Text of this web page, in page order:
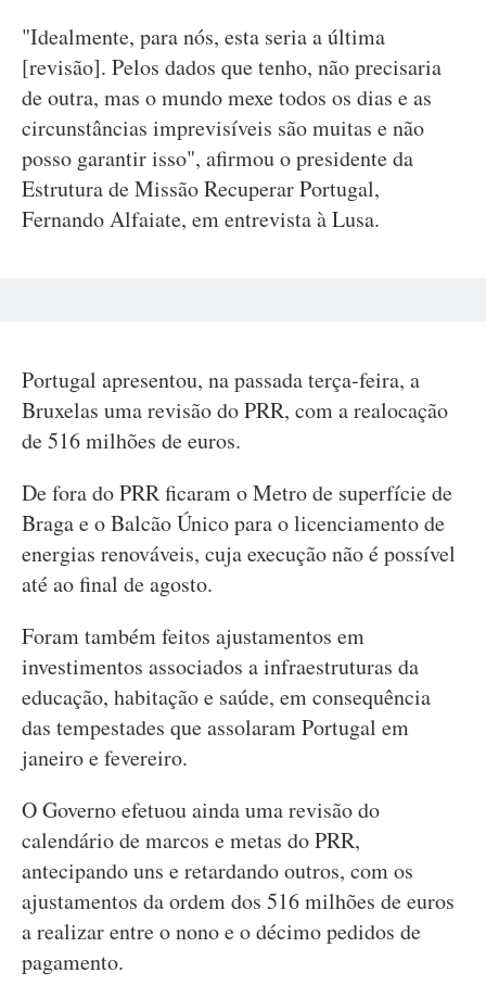
"Idealmente, para nós, esta seria a última
[revisão]. Pelos dados que tenho, não precisaria
de outra, mas o mundo mexe todos os dias e as
circunstâncias imprevisíveis são muitas e não
posso garantir isso", afirmou o presidente da
Estrutura de Missão Recuperar Portugal,
Fernando Alfaiate, em entrevista à Lusa.
Portugal apresentou, na passada terça-feira, a
Bruxelas uma revisão do PRR, com a realocação
de 516 milhões de euros.
De fora do PRR ficaram o Metro de superfície de
Braga e o Balcão Único para o licenciamento de
energias renováveis, cuja execução não é possível
até ao final de agosto.
Foram também feitos ajustamentos em
investimentos associados a infraestruturas da
educação, habitação e saúde, em consequência
das tempestades que assolaram Portugal em
janeiro e fevereiro.
O Governo efetuou ainda uma revisão do
calendário de marcos e metas do PRR,
antecipando uns e retardando outros, com os
ajustamentos da ordem dos 516 milhões de euros
a realizar entre o nono e o décimo pedidos de
pagamento.